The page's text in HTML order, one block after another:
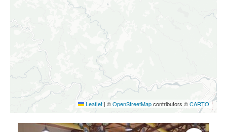
Leaflet | ©OpenStreetMapcontributors ©CARTO